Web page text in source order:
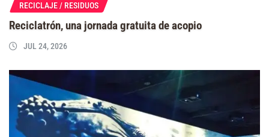
RECICLAJE / RESIDUOS
Reciclatrón, una jornada gratuita de acopio
JUL 24, 2026